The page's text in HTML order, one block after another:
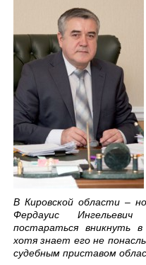
В Кировской области –
Фердауис
постараться вникнуть
хотя знает его не
судебным приставом